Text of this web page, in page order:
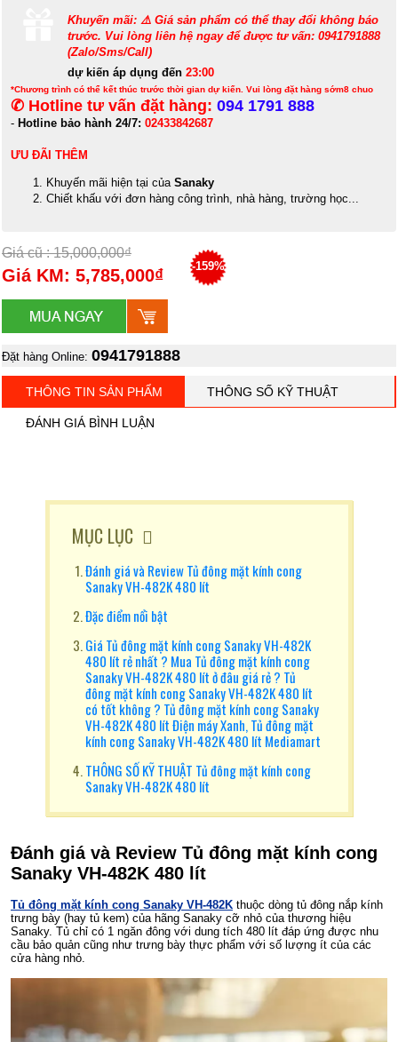
Khuyến mãi: ⚠️ Giá sản phẩm có thể thay đổi không báo
trước. Vui lòng liên hệ ngay để được tư vấn: 0941791888
(Zalo/Sms/Call)
dự kiến áp dụng đến 23:00
*Chương trình có thể kết thúc trước thời gian dự kiến. Vui lòng đặt hàng sớm8 chuo
✆ Hotline tư vấn đặt hàng: 094 1791 888
- Hotline bảo hành 24/7: 02433842687
ƯU ĐÃI THÊM
Khuyến mãi hiện tại của Sanaky
Chiết khấu với đơn hàng công trình, nhà hàng, trường học...
Giá cũ : 15,000,000₫
Giá KM: 5,785,000₫ -159%
Đặt hàng Online: 0941791888
THÔNG TIN SẢN PHẨM THÔNG SỐ KỸ THUẬT
ĐÁNH GIÁ BÌNH LUẬN
MỤC LỤC
Đánh giá và Review Tủ đông mặt kính cong
Sanaky VH-482K 480 lít
Đặc điểm nổi bật
Giá Tủ đông mặt kính cong Sanaky VH-482K
480 lít rẻ nhất ? Mua Tủ đông mặt kính cong
Sanaky VH-482K 480 lít ở đâu giá rẻ ? Tủ
đông mặt kính cong Sanaky VH-482K 480 lít
có tốt không ? Tủ đông mặt kính cong Sanaky
VH-482K 480 lít Điện máy Xanh, Tủ đông mặt
kính cong Sanaky VH-482K 480 lít Mediamart
THÔNG SỐ KỸ THUẬT Tủ đông mặt kính cong
Sanaky VH-482K 480 lít
Đánh giá và Review Tủ đông mặt kính cong
Sanaky VH-482K 480 lít
Tủ đông mặt kính cong Sanaky VH-482K thuộc dòng tủ đông nắp kính
trưng bày (hay tủ kem) của hãng Sanaky cỡ nhỏ của thương hiệu
Sanaky. Tủ chỉ có 1 ngăn đông với dung tích 480 lít đáp ứng được nhu
cầu bảo quản cũng như trưng bày thực phẩm với số lượng ít của các
cửa hàng nhỏ.